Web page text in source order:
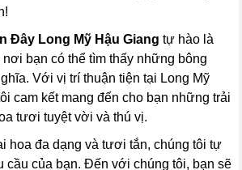
Đây Long Mỹ Hậu Giang tự hào là
bạn có thể tìm thấy những bông
Với vị trí thuận tiện tại Long Mỹ
cam kết mang đến cho bạn những trải
tươi tuyệt vời và thú vị.
hoa đa dạng và tươi tắn, chúng tôi tự
cầu của bạn. Đến với chúng tôi, bạn sẽ